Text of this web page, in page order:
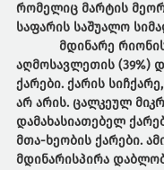
რომელიც მარტის
საფარის საშუალო
მდინარე
აღმოსავლეთის (39%)
ქარები. ქარის
არ არის. ცალკეულ
დამახასიათებელ
მთა-ხეობის ქარები.
მდინარისპირა